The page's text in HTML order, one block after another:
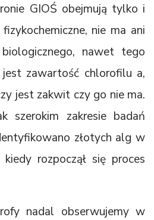
GIOŚ obejmują tylko i
nie ma ani
nawet tego
jest zawartość chlorofilu a,
jest zakwit czy go nie ma.
szerokim zakresie badań
złotych alg w
rozpoczął się proces
nadal obserwujemy w